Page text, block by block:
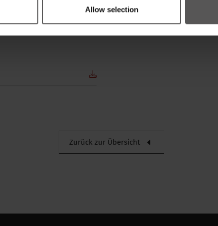
Allow selection
Verpackung / Verkaufslänge
Zurück zur Übersicht